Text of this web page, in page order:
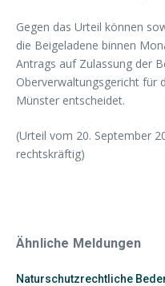
Gegen das Urteil können
die Beigeladene binnen
Antrags auf Zulassung der
Oberverwaltungsgericht für
Münster entscheidet.
(Urteil vom 20. September
rechtskräftig)
Ähnliche Meldungen
Naturschutzrechtliche